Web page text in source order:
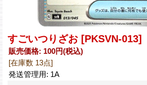
すごいつりざお [PKSVN-013]
販売価格: 100円(税込)
[在庫数 13点]
発送管理用: 1A